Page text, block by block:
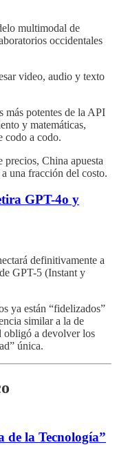
multimodal de
occidentales
video, audio y texto
más potentes de la API
y matemáticas,
codo a codo.
precios, China apuesta
una fracción del costo.
GPT-4o y
definitivamente a
GPT-5 (Instant y
ya están “fidelizados”
similar a la de
obligó a devolver los
única.
de la Tecnología”